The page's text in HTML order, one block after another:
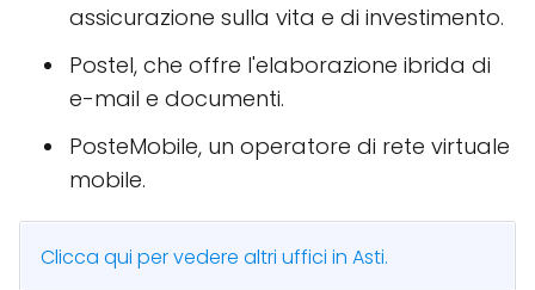
assicurazione sulla vita e di investimento.
Postel, che offre l'elaborazione ibrida di
e-mail e documenti.
PosteMobile, un operatore di rete virtuale
mobile.
Clicca qui per vedere altri uffici in Asti.